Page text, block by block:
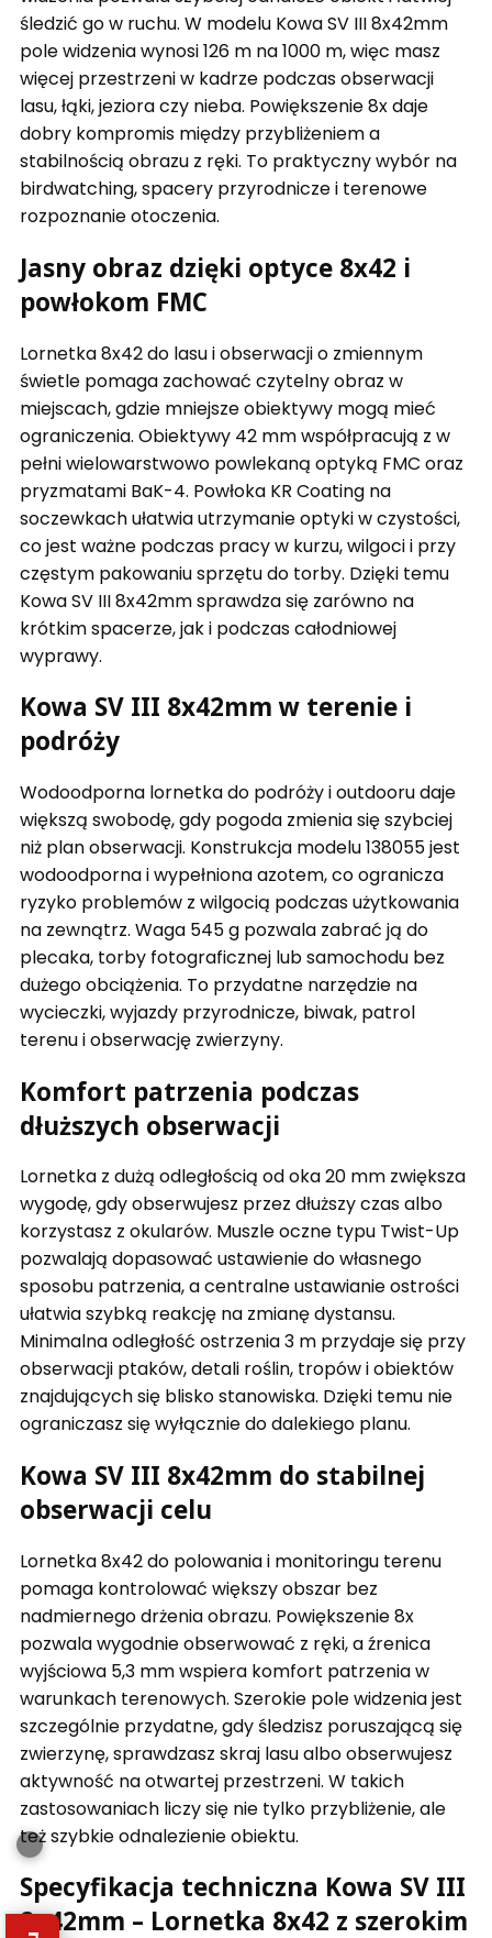
śledzić go w ruchu. W modelu Kowa SV III 8x42mm
pole widzenia wynosi 126 m na 1000 m, więc masz
więcej przestrzeni w kadrze podczas obserwacji
lasu, łąki, jeziora czy nieba. Powiększenie 8x daje
dobry kompromis między przybliżeniem a
stabilnością obrazu z ręki. To praktyczny wybór na
birdwatching, spacery przyrodnicze i terenowe
rozpoznanie otoczenia.
Jasny obraz dzięki optyce 8x42 i
powłokom FMC
Lornetka 8x42 do lasu i obserwacji o zmiennym
świetle pomaga zachować czytelny obraz w
miejscach, gdzie mniejsze obiektywy mogą mieć
ograniczenia. Obiektywy 42 mm współpracują z w
pełni wielowarstwowo powlekaną optyką FMC oraz
pryzmatami BaK-4. Powłoka KR Coating na
soczewkach ułatwia utrzymanie optyki w czystości,
co jest ważne podczas pracy w kurzu, wilgoci i przy
częstym pakowaniu sprzętu do torby. Dzięki temu
Kowa SV III 8x42mm sprawdza się zarówno na
krótkim spacerze, jak i podczas całodniowej
wyprawy.
Kowa SV III 8x42mm w terenie i
podróży
Wodoodporna lornetka do podróży i outdooru daje
większą swobodę, gdy pogoda zmienia się szybciej
niż plan obserwacji. Konstrukcja modelu 138055 jest
wodoodporna i wypełniona azotem, co ogranicza
ryzyko problemów z wilgocią podczas użytkowania
na zewnątrz. Waga 545 g pozwala zabrać ją do
plecaka, torby fotograficznej lub samochodu bez
dużego obciążenia. To przydatne narzędzie na
wycieczki, wyjazdy przyrodnicze, biwak, patrol
terenu i obserwację zwierzyny.
Komfort patrzenia podczas
dłuższych obserwacji
Lornetka z dużą odległością od oka 20 mm zwiększa
wygodę, gdy obserwujesz przez dłuższy czas albo
korzystasz z okularów. Muszle oczne typu Twist-Up
pozwalają dopasować ustawienie do własnego
sposobu patrzenia, a centralne ustawianie ostrości
ułatwia szybką reakcję na zmianę dystansu.
Minimalna odległość ostrzenia 3 m przydaje się przy
obserwacji ptaków, detali roślin, tropów i obiektów
znajdujących się blisko stanowiska. Dzięki temu nie
ograniczasz się wyłącznie do dalekiego planu.
Kowa SV III 8x42mm do stabilnej
obserwacji celu
Lornetka 8x42 do polowania i monitoringu terenu
pomaga kontrolować większy obszar bez
nadmiernego drżenia obrazu. Powiększenie 8x
pozwala wygodnie obserwować z ręki, a źrenica
wyjściowa 5,3 mm wspiera komfort patrzenia w
warunkach terenowych. Szerokie pole widzenia jest
szczególnie przydatne, gdy śledzisz poruszającą się
zwierzynę, sprawdzasz skraj lasu albo obserwujesz
aktywność na otwartej przestrzeni. W takich
zastosowaniach liczy się nie tylko przybliżenie, ale
też szybkie odnalezienie obiektu.
Specyfikacja techniczna Kowa SV III
8x42mm – Lornetka 8x42 z szerokim